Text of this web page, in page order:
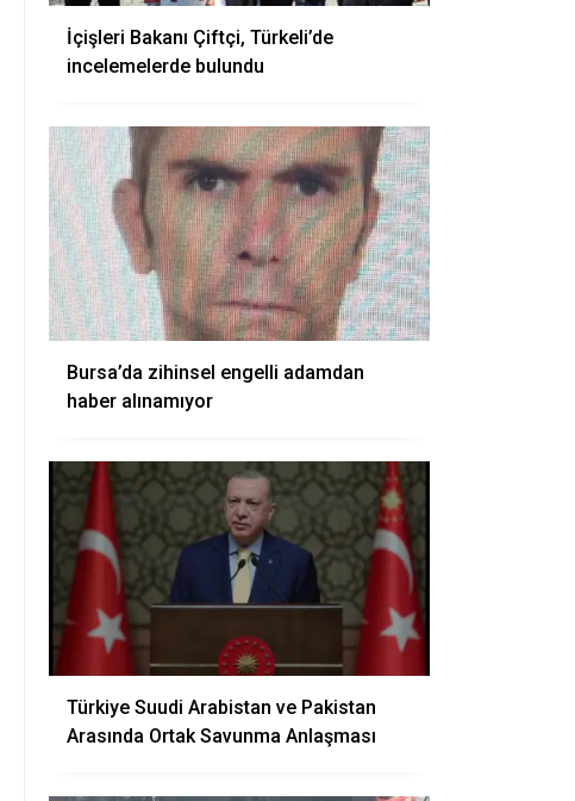
İçişleri Bakanı Çiftçi, Türkeli’de
incelemelerde bulundu
Bursa’da zihinsel engelli adamdan
haber alınamıyor
Türkiye Suudi Arabistan ve Pakistan
Arasında Ortak Savunma Anlaşması